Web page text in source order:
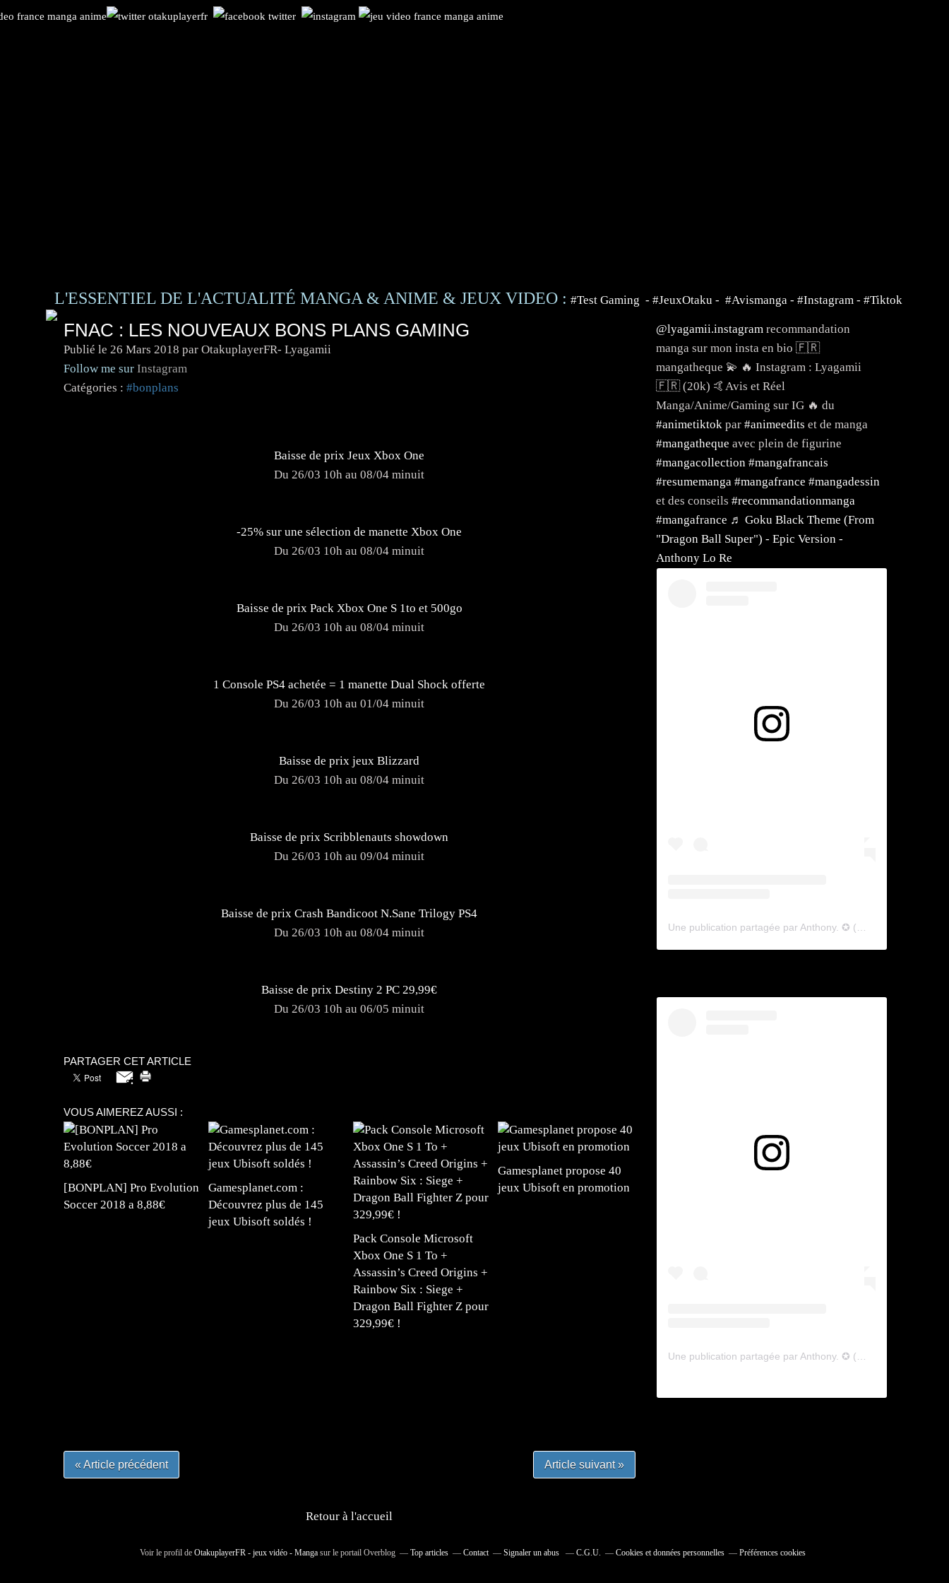
L'ESSENTIEL DE L'ACTUALITÉ MANGA & ANIME & JEUX VIDEO : #Test Gaming - #JeuxOtaku - #Avismanga - #Instagram - #Tiktok
FNAC : LES NOUVEAUX BONS PLANS GAMING
Publié le 26 Mars 2018 par OtakuplayerFR- Lyagamii
Follow me sur Instagram
Catégories : #bonplans
Baisse de prix Jeux Xbox One
Du 26/03 10h au 08/04 minuit
-25% sur une sélection de manette Xbox One
Du 26/03 10h au 08/04 minuit
Baisse de prix Pack Xbox One S 1to et 500go
Du 26/03 10h au 08/04 minuit
1 Console PS4 achetée = 1 manette Dual Shock offerte
Du 26/03 10h au 01/04 minuit
Baisse de prix jeux Blizzard
Du 26/03 10h au 08/04 minuit
Baisse de prix Scribblenauts showdown
Du 26/03 10h au 09/04 minuit
Baisse de prix Crash Bandicoot N.Sane Trilogy PS4
Du 26/03 10h au 08/04 minuit
Baisse de prix Destiny 2 PC 29,99€
Du 26/03 10h au 06/05 minuit
PARTAGER CET ARTICLE
VOUS AIMEREZ AUSSI :
[BONPLAN] Pro Evolution
Soccer 2018 a 8,88€
Gamesplanet.com :
Découvrez plus de 145
jeux Ubisoft soldés !
Pack Console Microsoft
Xbox One S 1 To +
Assassin’s Creed Origins +
Rainbow Six : Siege +
Dragon Ball Fighter Z pour
329,99€ !
Gamesplanet propose 40
jeux Ubisoft en promotion
« Article précédent Article suivant »
Retour à l'accueil
@lyagamii.instagram recommandation
manga sur mon insta en bio 🇫🇷
mangatheque 💫 🔥 Instagram : Lyagamii
🇫🇷 (20k) 🤙Avis et Réel
Manga/Anime/Gaming sur IG 🔥 du
#animetiktok par #animeedits et de manga
#mangatheque avec plein de figurine
#mangacollection #mangafrancais
#resumemanga #mangafrance #mangadessin
et des conseils #recommandationmanga
#mangafrance ♬ Goku Black Theme (From
"Dragon Ball Super") - Epic Version -
Anthony Lo Re
Une publication partagée par Anthony. ✪ (@lyagamii)
Voir le profil de OtakuplayerFR - jeux vidéo - Mangasur le portail Overblog Top articles Contact Signaler un abus C.G.U. Cookies et données personnelles Préférences cookies